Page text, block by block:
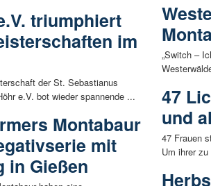
triumphiert
im
der St. Sebastianus
e.V. bot wieder spannende ...
Montabaur
mit
in Gießen
„Switch –
47
und
47 Frauen
Um ihrer